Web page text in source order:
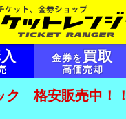
金券を買取
高価売却
ク 格安販売中！！